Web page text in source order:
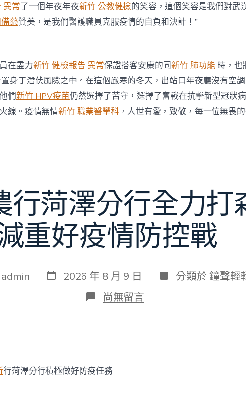
異常了一個年夜年夜新竹 公教健檢的笑容，這個笑容是我們對武
藥贊美，是我們醫護職員克服疫情的自負和決計！”
在盡力新竹 健檢報告 異常保證搭客安康的同新竹 肺功能 時，也
身于潛伏風險之中。在這個嚴寒的冬天，出站口年夜廳沒有空
們新竹 HPV疫苗仍然選擇了苦守，選擇了奮戰在抗擊新型冠狀
線。疫情無情新竹 職業醫學科 ，人世有愛，致敬，每一位無畏
行菏澤分行全力打
重好疫情防控戰
admin 發
表
2026 年 8 月 9 日 分
類
分類於 鐘聲輕
在
〈眾
菏
澤
尚無留言
行菏澤分行積極做好防疫任務